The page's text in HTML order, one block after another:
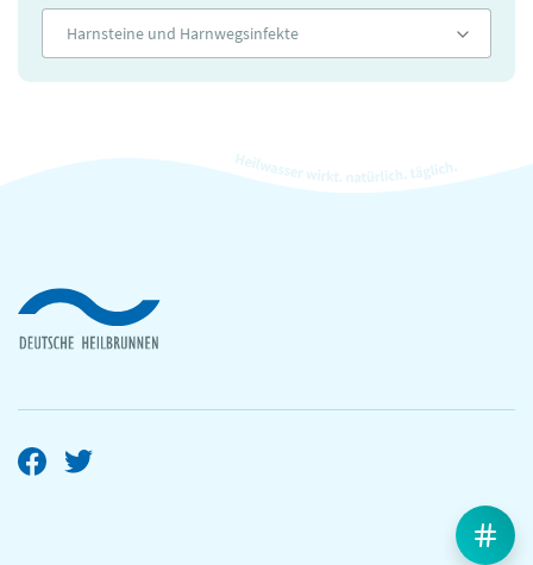
Harnsteine und Harnwegsinfekte